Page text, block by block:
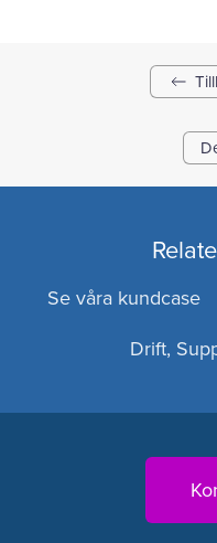
Se våra kundcase
Drift,